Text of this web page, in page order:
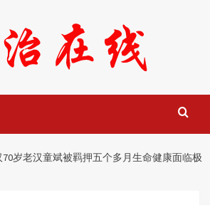
70岁老汉童斌被羁押五个多月生命健康面临极